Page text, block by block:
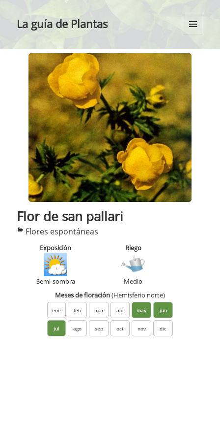
La guía de Plantas
WIDGETS
Flor de san pallari
Categorías
Flores espontáneas
Exposición
Semi-sombra
Riego
Medio
Meses de floración(Hemisferio norte)
ene feb mar abr may jun
jul ago sep oct nov dic